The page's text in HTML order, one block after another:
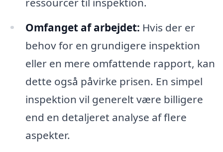
Omfanget af arbejdet: Hvis der er
behov for en grundigere inspektion
eller en mere omfattende rapport, kan
dette også påvirke prisen. En simpel
inspektion vil generelt være billigere
end en detaljeret analyse af flere
aspekter.